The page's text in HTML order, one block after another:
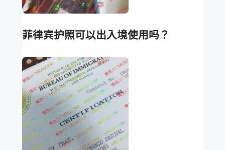
菲律宾护照可以出入境使用吗？